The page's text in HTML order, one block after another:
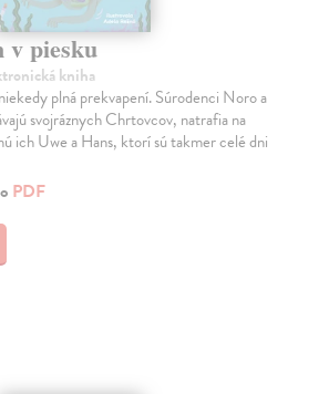
v piesku
kniha
plná prekvapení. Súrodenci Noro a
svojráznych Chrtovcov, natrafia na
ich Uwe a Hans, ktorí sú takmer celé dni
PDF